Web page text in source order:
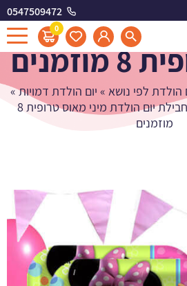
0547509472
0
הולדת מיני
הולדת לפי נושא » יום הולדת דמויות»
חבילת יום הולדת מיני מאוס טרופית 8
מוזמנים